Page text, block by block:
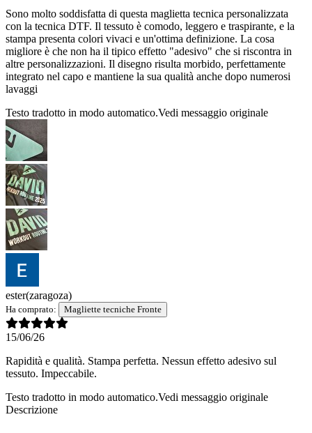
Sono molto soddisfatta di questa maglietta tecnica personalizzata
con la tecnica DTF. Il tessuto è comodo, leggero e traspirante, e la
stampa presenta colori vivaci e un'ottima definizione. La cosa
migliore è che non ha il tipico effetto "adesivo" che si riscontra in
altre personalizzazioni. Il disegno risulta morbido, perfettamente
integrato nel capo e mantiene la sua qualità anche dopo numerosi
lavaggi
Testo tradotto in modo automatico.Vedi messaggio originale
ester(zaragoza)
Ha comprato: Magliette tecniche Fronte
15/06/26
Rapidità e qualità. Stampa perfetta. Nessun effetto adesivo sul
tessuto. Impeccabile.
Testo tradotto in modo automatico.Vedi messaggio originale
Descrizione